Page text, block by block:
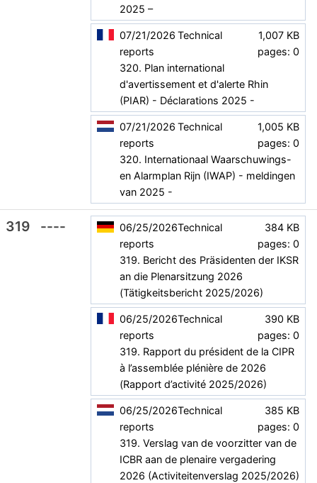
2025 –
1,007 KB
pages: 0
07/21/2026 Technical
reports
320. Plan international
d'avertissement et d'alerte Rhin
(PIAR) - Déclarations 2025 -
1,005 KB
pages: 0
07/21/2026 Technical
reports
320. Internationaal Waarschuwings-
en Alarmplan Rijn (IWAP) - meldingen
van 2025 -
319 ----
384 KB
pages: 0
06/25/2026Technical
reports
319. Bericht des Präsidenten der IKSR
an die Plenarsitzung 2026
(Tätigkeitsbericht 2025/2026)
390 KB
pages: 0
06/25/2026Technical
reports
319. Rapport du président de la CIPR
à l’assemblée plénière de 2026
(Rapport d’activité 2025/2026)
385 KB
pages: 0
06/25/2026Technical
reports
319. Verslag van de voorzitter van de
ICBR aan de plenaire vergadering
2026 (Activiteitenverslag 2025/2026)